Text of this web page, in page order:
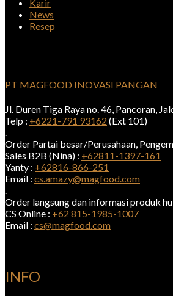
Karir
News
Resep
PT MAGFOOD INOVASI PANGAN
Jl. Duren Tiga Raya no. 46, Pancoran,
Telp : +6221-791 93162 (Ext 101)
.
Order Partai besar/Perusahaan,
Sales B2B (Nina) : +62811-1397-161
Yanty : +62816-866-251
Email : cs.amazy@magfood.com
.
Order langsung dan informasi produk
CS Online : +62 815-1985-1007
Email : cs@magfood.com
INFO